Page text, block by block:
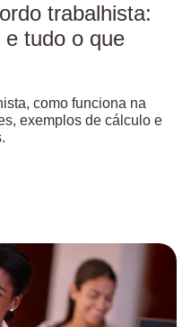
trabalhista:
e tudo o que
como funciona na
exemplos de cálculo e